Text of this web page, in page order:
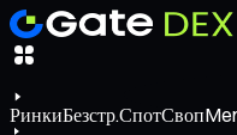
РинкиБезстр.СпотСвоп